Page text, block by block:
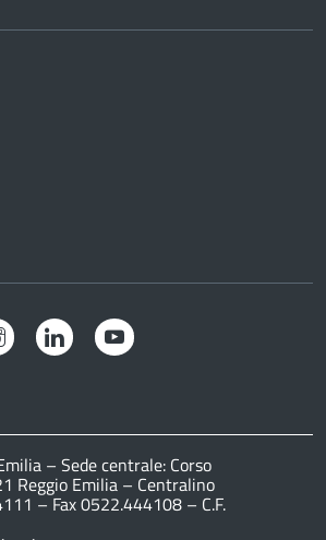
Instagram LinkedIn
– Sede centrale: Corso
Reggio Emilia – Centralino
– Fax 0522.444108 – C.F.